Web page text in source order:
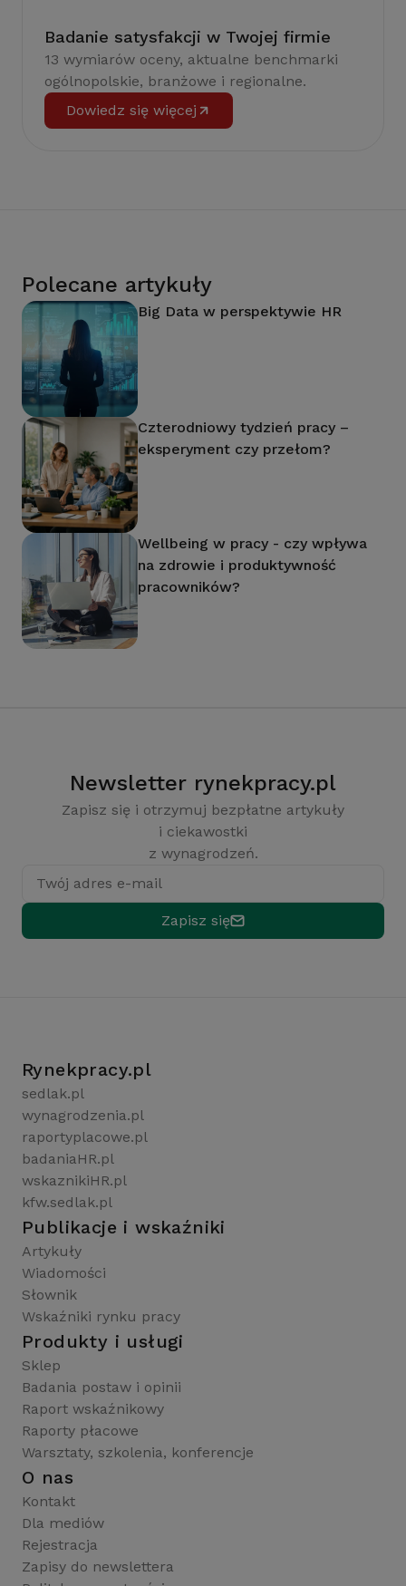
Badanie satysfakcji w Twojej firmie
13 wymiarów oceny, aktualne benchmarki
ogólnopolskie, branżowe i regionalne.
Dowiedz się więcej
Polecane artykuły
Big Data w perspektywie HR
Czterodniowy tydzień pracy –
eksperyment czy przełom?
Wellbeing w pracy - czy wpływa
na zdrowie i produktywność
pracowników?
Newsletter rynekpracy.pl
Zapisz się i otrzymuj bezpłatne artykuły
i ciekawostki
z wynagrodzeń.
Twój adres e-mail
Zapisz się
Rynekpracy.pl
sedlak.pl
wynagrodzenia.pl
raportyplacowe.pl
badaniaHR.pl
wskaznikiHR.pl
kfw.sedlak.pl
Publikacje i wskaźniki
Artykuły
Wiadomości
Słownik
Wskaźniki rynku pracy
Produkty i usługi
Sklep
Badania postaw i opinii
Raport wskaźnikowy
Raporty płacowe
Warsztaty, szkolenia, konferencje
O nas
Kontakt
Dla mediów
Rejestracja
Zapisy do newslettera